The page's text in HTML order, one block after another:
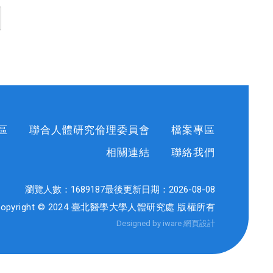
聯合人體研究倫理委員會
檔案專區
相關連結
聯絡我們
瀏覽人數： 1689187最後更新日期： 2026-08-08
© 2024 臺北醫學大學人體研究處 版權所有
Designed by iware 網頁設計